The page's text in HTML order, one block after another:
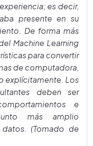
es decir,
presente en su
De forma más
Machine Learning
para convertir
de computadora,
explícitamente. Los
deben ser
e
más amplio
(Tomado de